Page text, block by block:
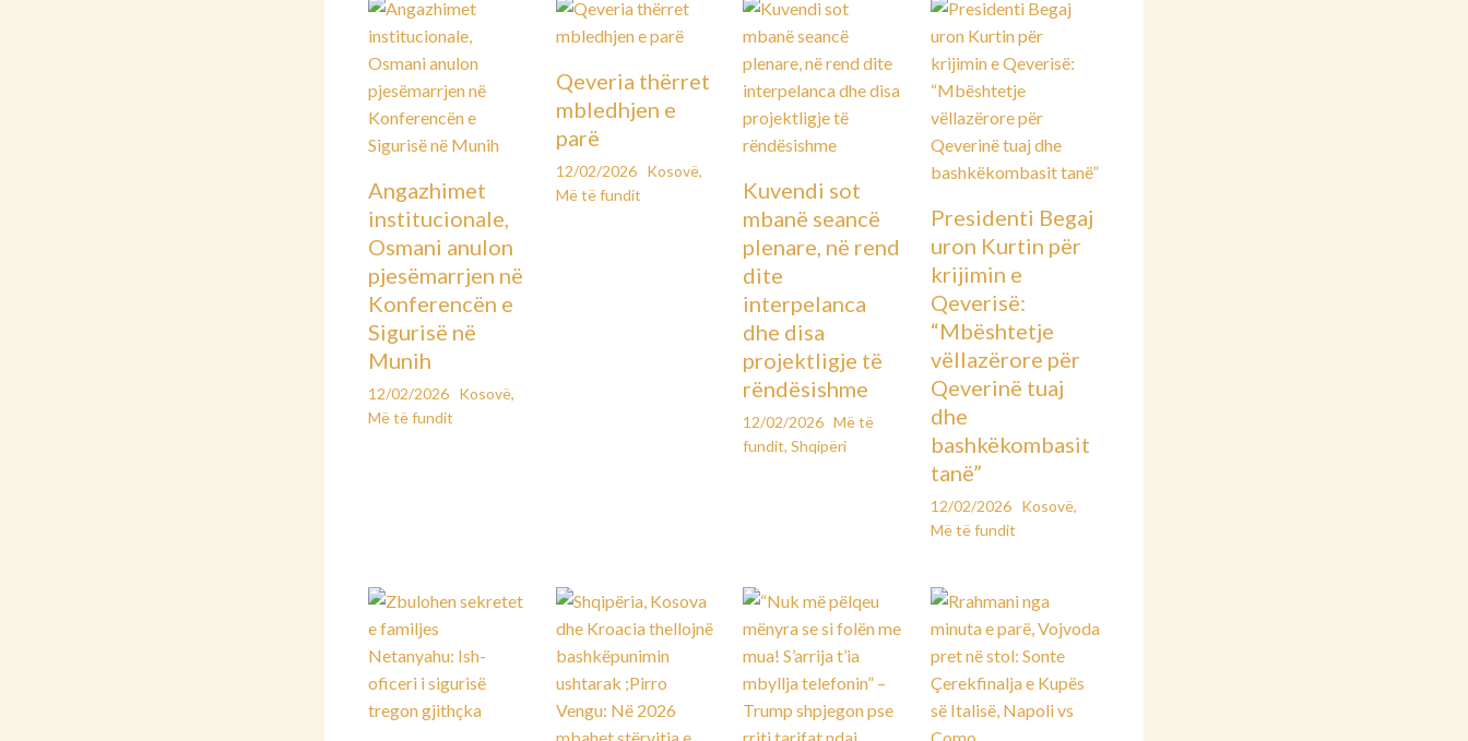
Angazhimet
institucionale,
Osmani anulon
pjesëmarrjen në
Konferencën e
Sigurisë në
Munih
12/02/2026 Kosovë,
Më të fundit
Qeveria thërret
mbledhjen e
parë
12/02/2026 Kosovë,
Më të fundit
Kuvendi sot
mbanë seancë
plenare, në rend
dite
interpelanca
dhe disa
projektligje të
rëndësishme
12/02/2026 Më të
fundit,Shqipëri
Presidenti Begaj
uron Kurtin për
krijimin e
Qeverisë:
“Mbështetje
vëllazërore për
Qeverinë tuaj
dhe
bashkëkombasit
tanë”
12/02/2026 Kosovë,
Më të fundit